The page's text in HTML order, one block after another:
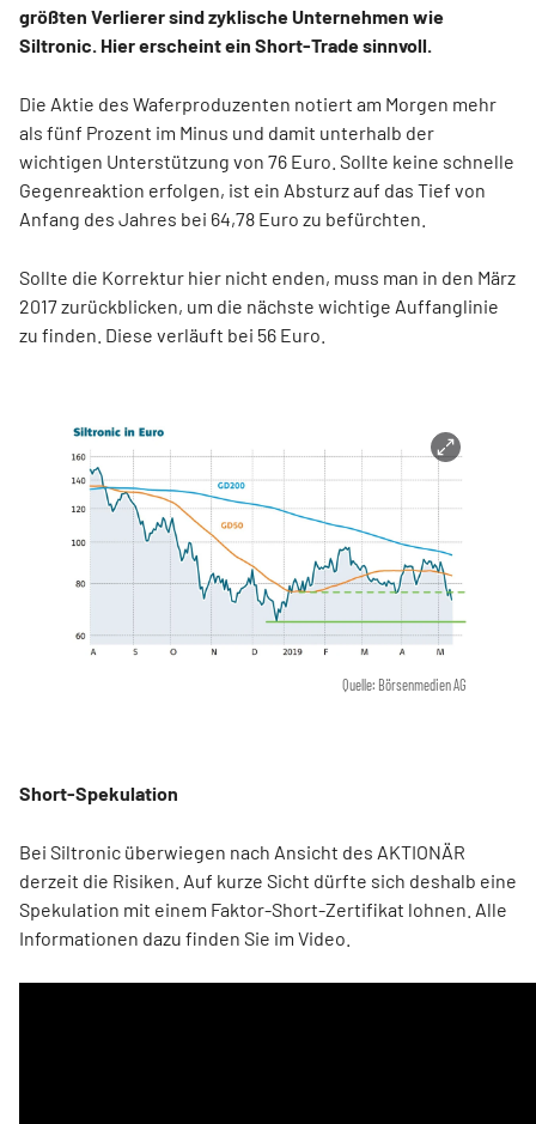
größten Verlierer sind zyklische Unternehmen wie
Siltronic. Hier erscheint ein Short-Trade sinnvoll.
Die Aktie des Waferproduzenten notiert am Morgen mehr
als fünf Prozent im Minus und damit unterhalb der
wichtigen Unterstützung von 76 Euro. Sollte keine schnelle
Gegenreaktion erfolgen, ist ein Absturz auf das Tief von
Anfang des Jahres bei 64,78 Euro zu befürchten.
Sollte die Korrektur hier nicht enden, muss man in den März
2017 zurückblicken, um die nächste wichtige Auffanglinie
zu finden. Diese verläuft bei 56 Euro.
Quelle: Börsenmedien AG
Short-Spekulation
Bei Siltronic überwiegen nach Ansicht des AKTIONÄR
derzeit die Risiken. Auf kurze Sicht dürfte sich deshalb eine
Spekulation mit einem Faktor-Short-Zertifikat lohnen. Alle
Informationen dazu finden Sie im Video.